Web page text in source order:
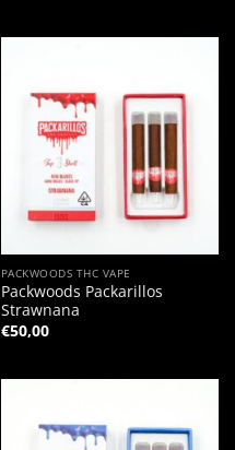
PACKWOODS THC VAPE
Packwoods Packarillos
Strawnana
€50,00